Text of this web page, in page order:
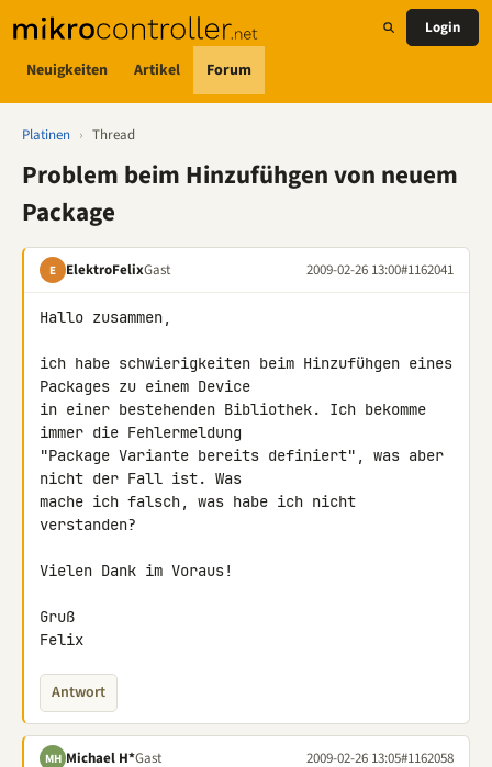
Neuigkeiten Artikel Forum
Login
Platinen › Thread
Problem beim Hinzufühgen von neuem
Package
E ElektroFelixGast 2009-02-26 13:00#1162041
Hallo zusammen,
ich habe schwierigkeiten beim Hinzufühgen eines
Packages zu einem Device
in einer bestehenden Bibliothek. Ich bekomme
immer die Fehlermeldung
"Package Variante bereits definiert", was aber
nicht der Fall ist. Was
mache ich falsch, was habe ich nicht
verstanden?
Vielen Dank im Voraus!
Gruß
Felix
Antwort
MH Michael H*Gast 2009-02-26 13:05#1162058